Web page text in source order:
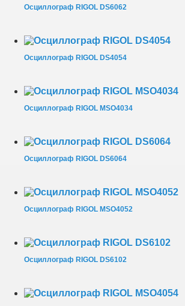
Осциллограф RIGOL DS6062
Осциллограф RIGOL DS4054
Осциллограф RIGOL MSO4034
Осциллограф RIGOL DS6064
Осциллограф RIGOL MSO4052
Осциллограф RIGOL DS6102